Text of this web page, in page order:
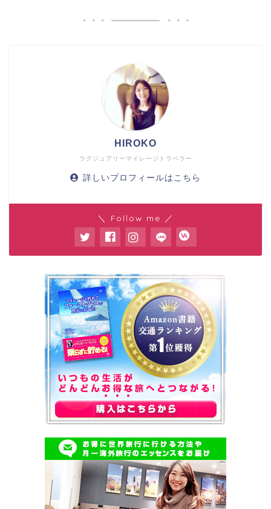
ラグジュアリーマイレージトラベラー
HIROKO
詳しいプロフィールはこちら
＼ Follow me ／